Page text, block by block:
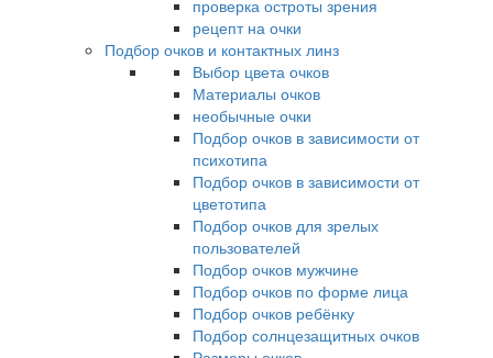
проверка остроты зрения
рецепт на очки
Подбор очков и контактных линз
Выбор цвета очков
Материалы очков
необычные очки
Подбор очков в зависимости от
психотипа
Подбор очков в зависимости от
цветотипа
Подбор очков для зрелых
пользователей
Подбор очков мужчине
Подбор очков по форме лица
Подбор очков ребёнку
Подбор солнцезащитных очков